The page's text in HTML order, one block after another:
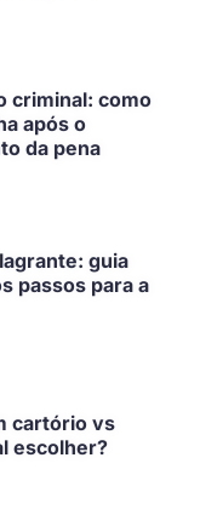
criminal: como
após o
da pena
guia
passos para a
cartório vs
escolher?